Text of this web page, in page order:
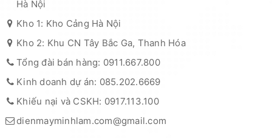
Hà Nội
Kho 1: Kho Cảng Hà Nội
Kho 2: Khu CN Tây Bắc Ga, Thanh Hóa
Tổng đài bán hàng: 0911.667.800
Kinh doanh dự án: 085.202.6669
Khiếu nại và CSKH: 0917.113.100
dienmayminhlam.com@gmail.com